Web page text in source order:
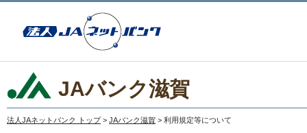
JAバンク滋賀
法人JAネットバンク トップ > JAバンク滋賀 > 利用規定等について